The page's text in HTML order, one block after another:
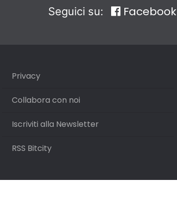
Seguici su: Facebook
Privacy
Collabora con noi
Iscriviti alla Newsletter
RSS Bitcity